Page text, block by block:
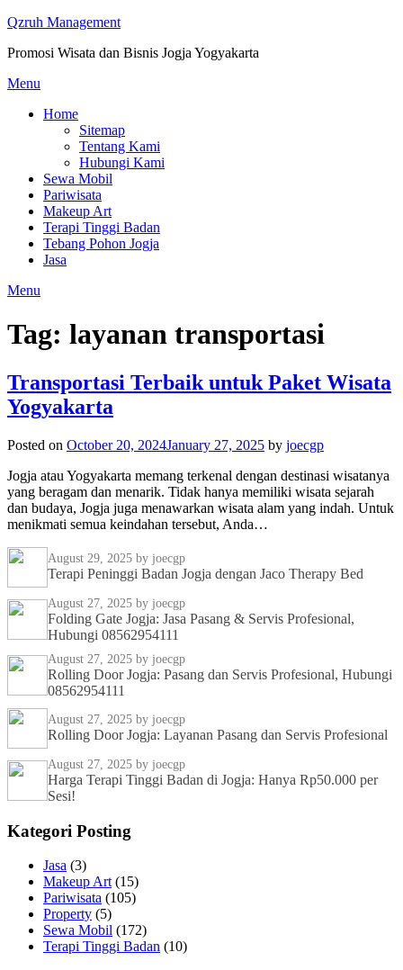
Skip
content
Qzruh Management
Promosi Wisata dan Bisnis Jogja Yogyakarta
Menu
Home
Sitemap
Tentang Kami
Hubungi Kami
Sewa Mobil
Pariwisata
Makeup Art
Terapi Tinggi Badan
Tebang Pohon Jogja
Jasa
Menu
Tag: layanan transportasi
Transportasi Terbaik untuk Paket Wisata
Yogyakarta
Posted on October 20, 2024January 27, 2025 by joecgp
Jogja atau Yogyakarta memang terkenal dengan destinasi wisatanya
yang beragam dan menarik. Tidak hanya memiliki wisata sejarah
dan budaya, Jogja juga menawarkan wisata alam yang indah. Untuk
menikmati semua keindahan tersebut, Anda…
August 29, 2025 by joecgp
Terapi Peninggi Badan Jogja dengan Jaco Therapy Bed
August 27, 2025 by joecgp
Folding Gate Jogja: Jasa Pasang & Servis Profesional,
Hubungi 08562954111
August 27, 2025 by joecgp
Rolling Door Jogja: Pasang dan Servis Profesional, Hubungi
08562954111
August 27, 2025 by joecgp
Rolling Door Jogja: Layanan Pasang dan Servis Profesional
August 27, 2025 by joecgp
Harga Terapi Tinggi Badan di Jogja: Hanya Rp50.000 per
Sesi!
Kategori Posting
Jasa (3)
Makeup Art (15)
Pariwisata (105)
Property (5)
Sewa Mobil (172)
Terapi Tinggi Badan (10)